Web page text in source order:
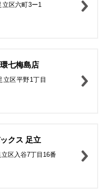
区六町3ー1
七梅島店
区平野1丁目
クス 足立
区入谷7丁目16番